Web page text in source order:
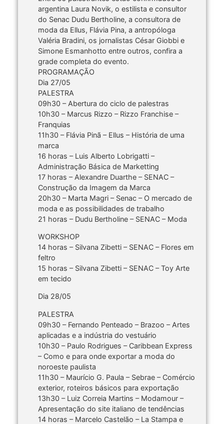
argentina Laura Novik, o estilista e consultor
do Senac Dudu Bertholine, a consultora de
moda da Ellus, Flávia Pina, a antropóloga
Valéria Bradini, os jornalistas César Giobbi e
Simone Esmanhotto entre outros, confira a
grade completa do evento.
PROGRAMAÇÃO
Dia 27/05
PALESTRA
09h30 – Abertura do ciclo de palestras
10h30 – Marcus Rizzo – Rizzo Franchise –
Franquias
11h30 – Flávia Pinã – Ellus – História de uma
marca
16 horas – Luis Alberto Lobrigatti –
Administração Básica de Marketting
17 horas – Alexandre Duarthe – SENAC –
Construção da Imagem da Marca
20h30 – Marta Magri – Senac – O mercado de
moda e as possibilidades de trabalho
21 horas – Dudu Bertholine – SENAC – Moda
WORKSHOP
14 horas – Silvana Zibetti – SENAC – Flores em
feltro
15 horas – Silvana Zibetti – SENAC – Toy Arte
em tecido
Dia 28/05
PALESTRA
09h30 – Fernando Penteado – Brazoo – Artes
aplicadas e a indústria do vestuário
10h30 – Paulo Rodrigues – Caribbean Express
– Como e para onde exportar a moda do
noroeste paulista
11h30 – Maurício G. Paula – Sebrae – Comércio
exterior, roteiros básicos para exportação
13h30 – Luiz Correia Martins – Modamour –
Apresentação do site italiano de tendências
14 horas – Marcelo Castelão – La Stampa e